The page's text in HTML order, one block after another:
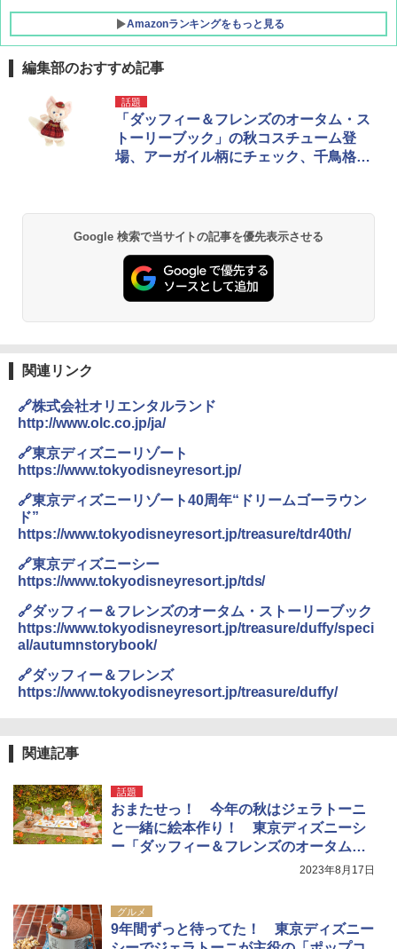
Amazonランキングをもっと見る
[キャンパーズコレクション 山善] ポップアッ
プテント 傘みたいに広げて畳める パッとサ
ッとサンシェード キューブ フルクローズ メ
ッシュ 簡単設置 ワンタッチテント キャンプ
&ハイキング カーキ PATC-150(KH)
PYKES PEAK (パイクスピーク) 着替えテン
ト プライバシー テント 【中が透けない】 1
人用 折りたたみ 防災グッズ 災害用トイレ ビ
ーチ ピクニック ポップアップテント 携帯 簡
易 トイレテント (ブラック)
テント ワンタッチ RENEW 幅200 2-3人用 43
500002(88859)
￥5,999
[キャンパーズコレクション 山善] 傘みたいに
ーティング フルクローズ メッシュ 3-4人用
簡単設置 ポップアップテント エクルベージ
ュ(BC仕様) PATC-150B(EB)
￥9,990
[キャンパーズコレクション 山善] 傘みたいに
イド ブラックコーティング フルクローズ メ
ッシュ 4人用 簡単設置 ポップアップテント P
ATCW-150B エクルベージュ
GRANDOOR ステンレス保冷剤 2個セット 2
026リニューアル 急速冷凍 空間倍増 衛生的
コンパクト 保冷力長持ち
￥2,980
BUNDOK(バンドック)ソロ ドーム 1 EX BDK
レーム ドーム型 テント
￥14,800
DEWEL パラソル 大型 ビーチ アウトドアパ
￥6,459
熊撃退スプレー 熊よけスプレー 熊スプレー
【日本企業販売】超強力クマ対策スプレー 30
秒）射程5～10m 安全ロック搭載 携帯収納袋
関の購入実績 登山・キャンプ・アウトドア・
防災用品 長期保存可能 緊急時用 日本国内発
送
￥3,680
着替えテント トイレテント 透けない【換気
コンパクト iimono117 (ブルー)
編集部のおすすめ記事
話題
「ダッフィー＆フレンズのオータム・ス
トーリーブック」の秋コスチューム登
場、アーガイル柄にチェック、千鳥格子
Google 検索で当サイトの記事を優先表示させる
関連リンク
🔗株式会社オリエンタルランド
http://www.olc.co.jp/ja/
🔗東京ディズニーリゾート
https://www.tokyodisneyresort.jp/
🔗東京ディズニーリゾート40周年“ドリームゴーラウン
ド”
https://www.tokyodisneyresort.jp/treasure/tdr40th/
🔗東京ディズニーシー
https://www.tokyodisneyresort.jp/tds/
🔗ダッフィー＆フレンズのオータム・ストーリーブック
https://www.tokyodisneyresort.jp/treasure/duffy/speci
al/autumnstorybook/
🔗ダッフィー＆フレンズ
https://www.tokyodisneyresort.jp/treasure/duffy/
関連記事
話題
おまたせっ！ 今年の秋はジェラトーニ
と一緒に絵本作り！ 東京ディズニーシ
ー「ダッフィー＆フレンズのオータム・
ストーリーブック」詳細を発表2023年8月17日
グルメ
9年間ずっと待ってた！ 東京ディズニー